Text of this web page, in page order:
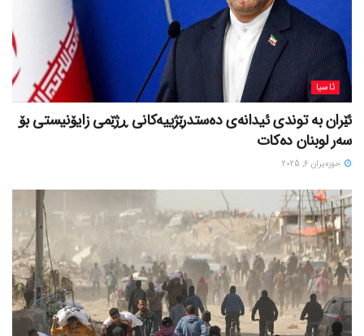
ئاسیا
ئێران بە توندی ئیدانەی دەستدرێژییەکانی ڕژێمی زایۆنیستی بۆ
سەر لوبنان دەکات
حوزه‌یران 6, 2025